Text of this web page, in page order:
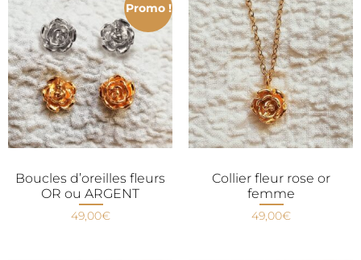
Promo !
Boucles d’oreilles fleurs
OR ou ARGENT
49,00€
Collier fleur rose or
femme
49,00€